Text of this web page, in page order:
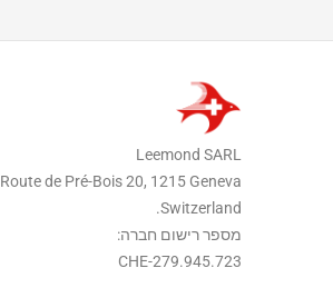
Leemond SARL
Route de Pré-Bois 20, 1215 Geneva
Switzerland.
מספר רישום חברה:
CHE-279.945.723